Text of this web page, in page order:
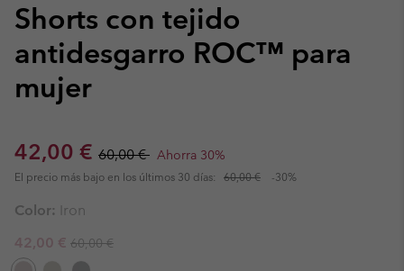
Shorts con tejido
antidesgarro ROC™ para
mujer
Sale price:
42,00 € Regular price:
60,00 € Ahorra 30%
El precio más bajo en los últimos 30 días: 60,00 € -30%
Color:
Iron
Sale price:
42,00 € Regular price:
60,00 €